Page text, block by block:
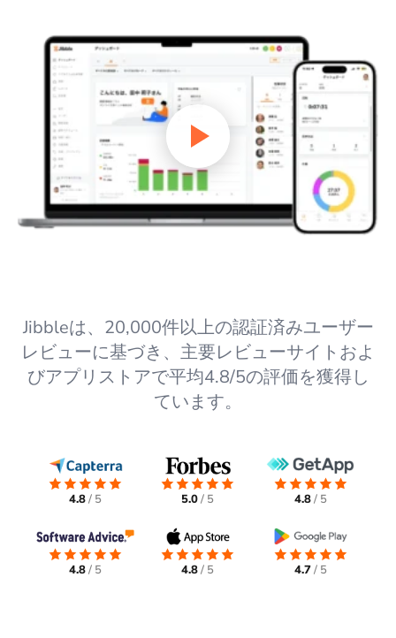
Jibbleは、20,000件以上の認証済みユーザー
レビューに基づき、主要レビューサイトおよ
びアプリストアで平均4.8/5の評価を獲得し
ています。
4.8/ 5 5.0/ 5 4.8/ 5
4.8/ 5 4.8/ 5 4.7/ 5